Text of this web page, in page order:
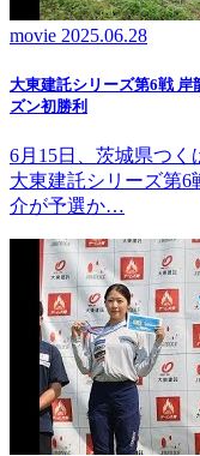
movie 2025.06.28
大東建託シリーズ第6戦
ズン初勝利
6月15日、茨城県つ
大東建託シリーズ第6
介が予選か…